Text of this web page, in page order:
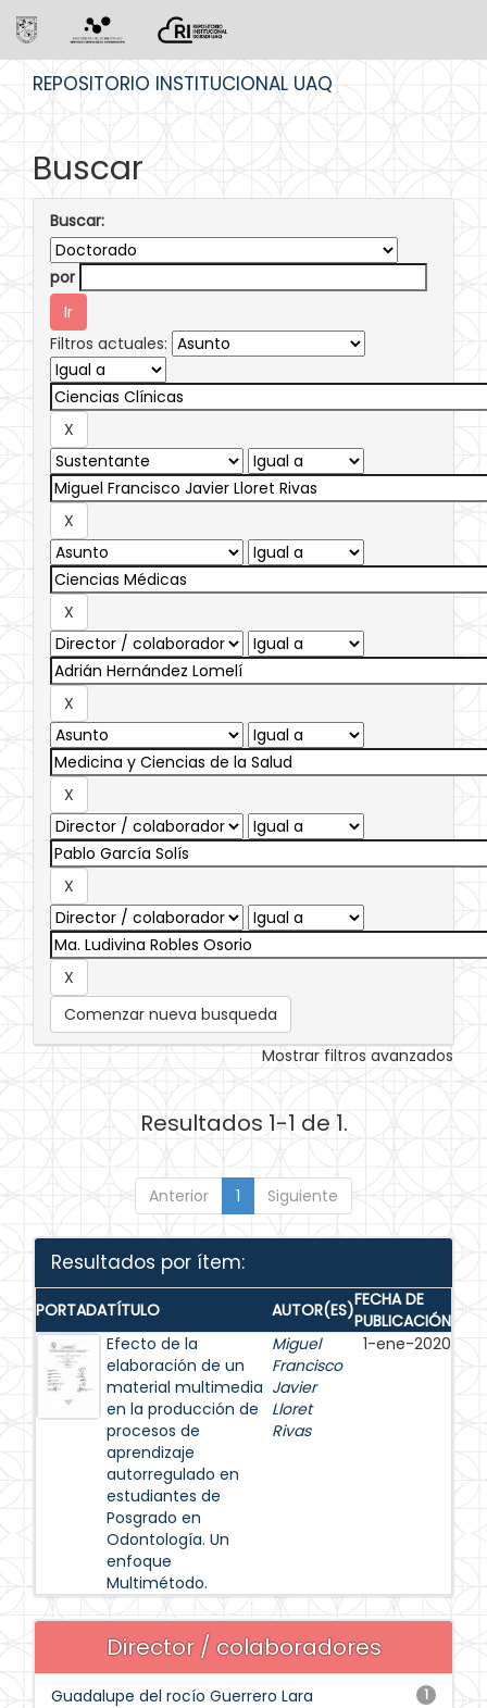
REPOSITORIO INSTITUCIONAL UAQ
Buscar
Buscar:
por
Filtros actuales:
Comenzar nueva busqueda
Mostrar filtros avanzados
Resultados 1-1 de 1.
Anterior 1 Siguiente
Resultados por ítem:
PORTADATÍTULO AUTOR(ES)FECHA DE
PUBLICACIÓN
Efecto de la
elaboración de un
material multimedia
en la producción de
procesos de
aprendizaje
autorregulado en
estudiantes de
Posgrado en
Odontología. Un
enfoque
Multimétodo.
Miguel
Francisco
Javier
Lloret
Rivas
1-ene-2020
Director / colaboradores
1
Guadalupe del rocío Guerrero Lara